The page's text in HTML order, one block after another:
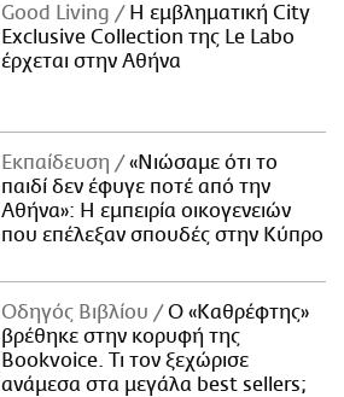
Good Living
Η εμβληματική City
Exclusive Collection της Le Labo
έρχεται στην Αθήνα
Εκπαίδευση
«Νιώσαμε ότι το
παιδί δεν έφυγε ποτέ από την
Αθήνα»: Η εμπειρία οικογενειών
που επέλεξαν σπουδές στην Κύπρο
Οδηγός Βιβλίου
Ο «Καθρέφτης»
βρέθηκε στην κορυφή της
Bookvoice. Τι τον ξεχώρισε
ανάμεσα στα μεγάλα best sellers;